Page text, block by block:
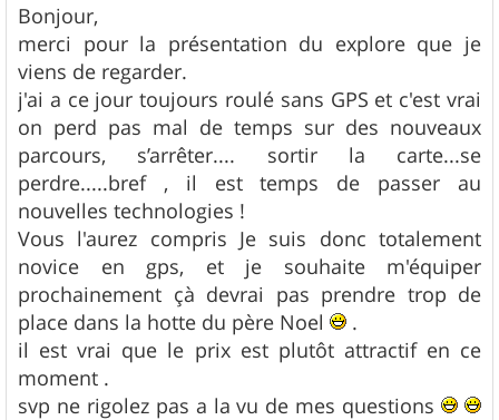
s
s
a
g
e
Bonjour,
merci pour la présentation du explore que je
viens de regarder.
j'ai a ce jour toujours roulé sans GPS et c'est vrai
on perd pas mal de temps sur des nouveaux
parcours, s’arrêter.... sortir la carte...se
perdre.....bref , il est temps de passer au
nouvelles technologies !
Vous l'aurez compris Je suis donc totalement
novice en gps, et je souhaite m'équiper
prochainement çà devrai pas prendre trop de
place dans la hotte du père Noel
.
il est vrai que le prix est plutôt attractif en ce
moment .
svp ne rigolez pas a la vu de mes questions